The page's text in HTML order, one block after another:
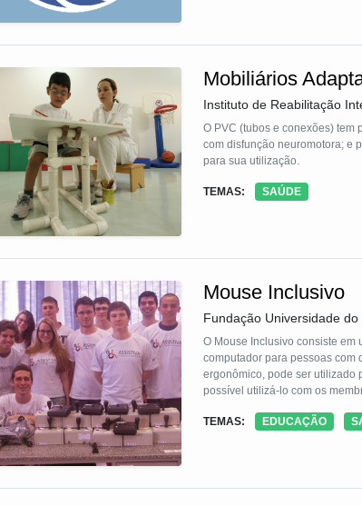
Mobiliários
Instituto de Reabilitação
O PVC (tubos e conexões) tem
com disfunção neuromotora; e
para sua utilização.
TEMAS: SAÚDE
Mouse Inclusivo
Fundação Universidade
O Mouse Inclusivo consiste em
computador para pessoas com
ergonômico, pode ser utilizado
possível utilizá-lo com os
computadores,
TEMAS: EDUCAÇÃO